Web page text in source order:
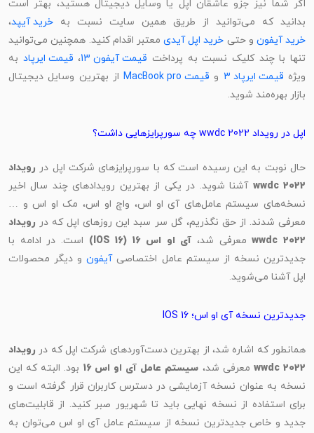
اگر شما نیز جزو عاشقان اپل یا وسایل دیجیتال هستید، بهتر است
بدانید که می‌توانید از طریق همین سایت نسبت بهخرید آیپد،
خرید آیفونو حتیخرید اپل آیدیمعتبر اقدام کنید. همچنین می‌توانید
تنها با چند کلیک نسبت به پرداختقیمت آیفون 13 ،قیمت ایرپادبه
ویژهقیمت ایرپاد 3 و قیمت MacBook pro
از بهترین وسایل دیجیتال
بازار بهره‌مند شوید.
اپل در رویداد wwdc 2022 چه سورپرایزهایی داشت؟
حال نوبت به این رسیده است که با سورپرایزهای شرکت اپل دررویداد
wwdc 2022آشنا شوید. در یکی از بهترین رویدادهای چند سال اخیر
نسخه‌های سیستم‌ عامل‌های آی او اس، واچ او اس، مک او اس و …
معرفی شدند. از حق نگذریم، گل سر سبد این روزهای اپل که دررویداد
wwdc 2022معرفی شد،آی او اس 16 (IOS 16)
است. در ادامه با
جدیدترین نسخه از سیستم عامل اختصاصیآیفونو دیگر محصولات
اپل آشنا می‌شوید.
جدیدترین نسخه آی او اس؛ IOS 16
همانطور که اشاره شد، از بهترین دست‌آوردهای شرکت اپل که دررویداد
wwdc 2022معرفی شد،سیستم عامل آی او اس 16 بود. البته که این
نسخه به عنوان نسخه آزمایشی در دسترس کاربران قرار گرفته است و
برای استفاده از نسخه نهایی باید تا شهریور صبر کنید. از قابلیت‌های
جدید و خاص جدیدترین نسخه از سیستم عامل آی او اس می‌توان به